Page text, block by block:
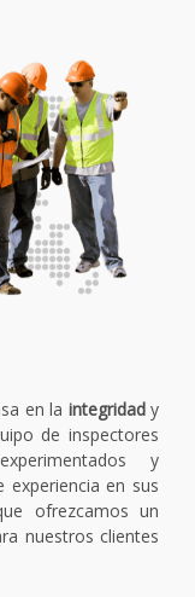
en la integridady
de inspectores
y
en sus
ofrezcamos un
nuestros clientes